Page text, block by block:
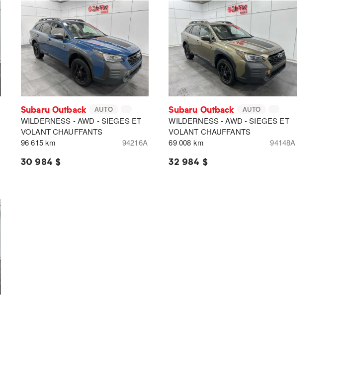
Subaru Outback AUTO
WILDERNESS - AWD - SIEGES ET
VOLANT CHAUFFANTS
96 615 km
94216A
30 984 $
Subaru Outback AUTO
WILDERNESS - AWD - SIEGES ET
VOLANT CHAUFFANTS
69 008 km
94148A
32 984 $